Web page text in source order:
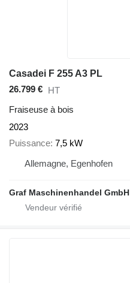
Casadei F 255 A3 PL
26.799 € HT
Fraiseuse à bois
2023
Puissance 7,5 kW
Allemagne, Egenhofen
Graf Maschinenhandel GmbH